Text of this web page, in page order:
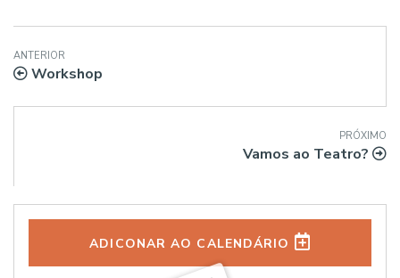
ANTERIOR
Workshop
PRÓXIMO
Vamos ao Teatro?
ADICONAR AO CALENDÁRIO